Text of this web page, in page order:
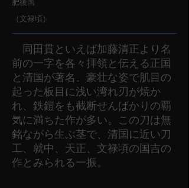
肥後国
（文禄頃）
同田貫といえば加藤清正より名
前の一字を各々拝領と伝える正国
と清国が著名。豪壮な姿で肌目の
起った板目に浅い湾れ刃が焼か
れ、鉄鎧をも截断せんばかりの覇
気に満ちた作が多い。この刀は無
銘ながら生ぶ茎で、清国に近い刀
工、就中、天正、文禄頃の国吉の
作とみられる一振。